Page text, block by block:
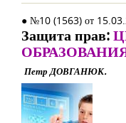
● №10 (1563) от
Защита прав:
Петр ДОВГАНЮК.